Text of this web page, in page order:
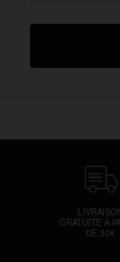
GRATUITE À
DE 30€